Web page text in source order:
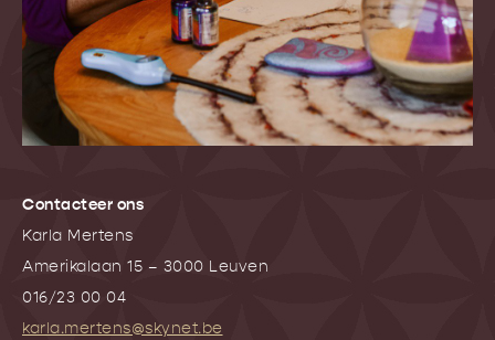
Contacteer ons
Karla Mertens
Amerikalaan 15 – 3000 Leuven
016/23 00 04
karla.mertens@skynet.be